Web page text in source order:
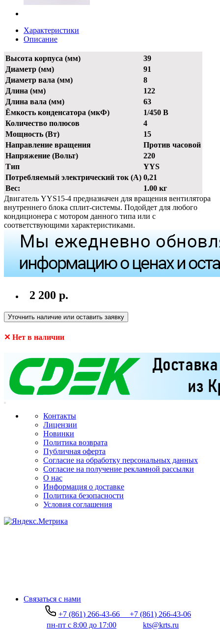
Характеристики
Описание
Высота корпуса (мм)
39
Диаметр (мм)
91
Диаметр вала (мм)
8
Длина (мм)
122
Длина вала (мм)
63
Ёмкость конденсатора (мкФ)
1/450 В
Количество полюсов
4
Мощность (Вт)
15
Направление вращения
Против часовой
Напряжение (Вольт)
220
Тип
YYS
Потребляемый электрический ток (А) 0,21
Вес:
1.00 кг
Двигатель YYS15-4 предназначен для вращения вентилятора
внутреннего блока сплит-системы. Подойдет для любого
кондиционера с мотором данного типа или с
соответствующими характеристиками.
2 200 р.
Уточнить наличие или оставить заявку
✕ Нет в наличии
Контакты
Лицензии
Новинки
Политика возврата
Публичная оферта
Согласие на обработку персональных данных
Согласие на получение рекламной рассылки
О нас
Информация о доставке
Политика безопасности
Условия соглашения
Связаться с нами
+7 (861) 266-43-66
+7 (861) 266-43-06
пн-пт с 8:00 до 17:00
kts@krts.ru